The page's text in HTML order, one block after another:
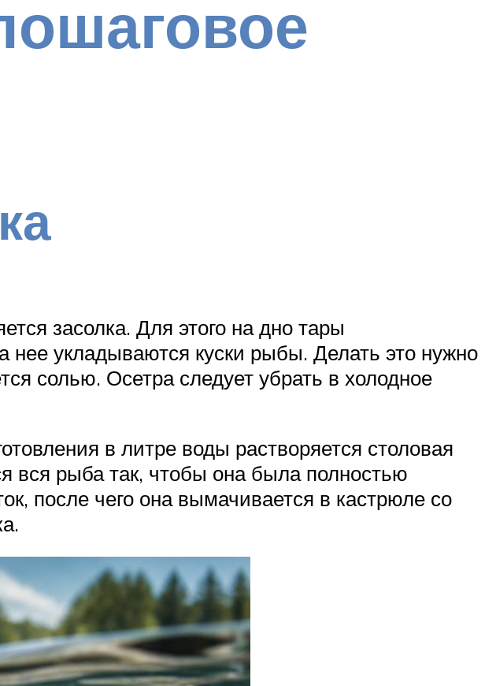
засолка. Для этого на дно тары
укладываются куски рыбы. Делать это нужно
солью. Осетра следует убрать в холодное
в литре воды растворяется столовая
вся рыба так, чтобы она была полностью
после чего она вымачивается в кастрюле со